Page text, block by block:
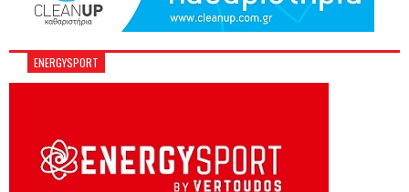
ENERGYSPORT